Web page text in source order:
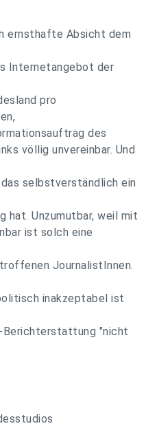
ernsthafte Absicht dem
Internetangebot der
pro
des
völlig unvereinbar. Und
selbstverständlich ein
hat. Unzumutbar, weil mit
ist solch eine
JournalistInnen.
inakzeptabel ist
Berichterstattung "nicht